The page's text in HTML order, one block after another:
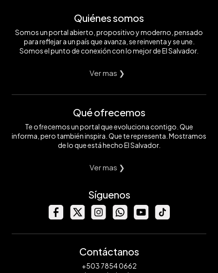
Quiénes somos
Somos un portal abierto, propositivo y moderno, pensado
para reflejar a un país que avanza, se reinventa y se une.
Somos el punto de conexión con lo mejor de El Salvador.
Ver mas ❯
Qué ofrecemos
Te ofrecemos un portal que evoluciona contigo. Que
informa, pero también inspira. Que te representa. Mostramos
de lo que está hecho El Salvador.
Ver mas ❯
Síguenos
Contáctanos
+503 7854 0662